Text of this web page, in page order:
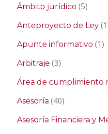
Ámbito jurídico (5)
Anteproyecto de Ley
Apunte informativo (1)
Arbitraje (3)
Área de cumplimiento
Asesoría (40)
Asesoría Financiera y